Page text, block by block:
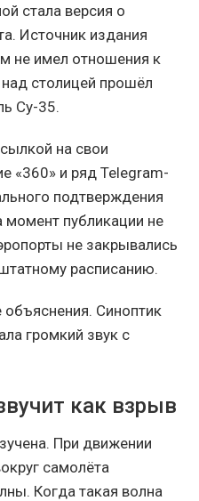
стала версия о
Источник издания
не имел отношения к
столицей прошёл
Су-35.
на свои
«360» и ряд Telegram-
подтверждения
публикации не
не закрывались
расписанию.
объяснения. Синоптик
громкий звук с
как взрыв
При движении
самолёта
Когда такая волна